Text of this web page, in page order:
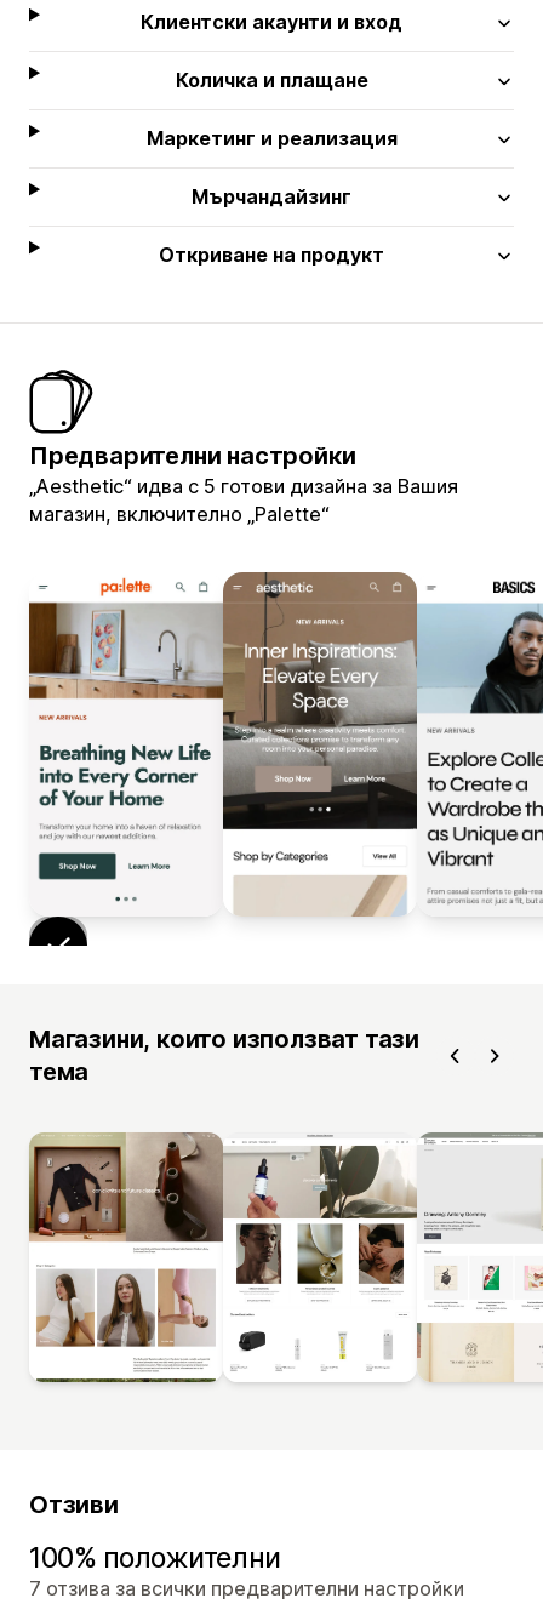
Клиентски акаунти и вход
Количка и плащане
Маркетинг и реализация
Мърчандайзинг
Откриване на продукт
Предварителни настройки
„Aesthetic“ идва с 5 готови дизайна за Вашия
магазин, включително „Palette“
Магазини, които използват тази
тема
Отзиви
100% положителни
7 отзива за всички предварителни настройки